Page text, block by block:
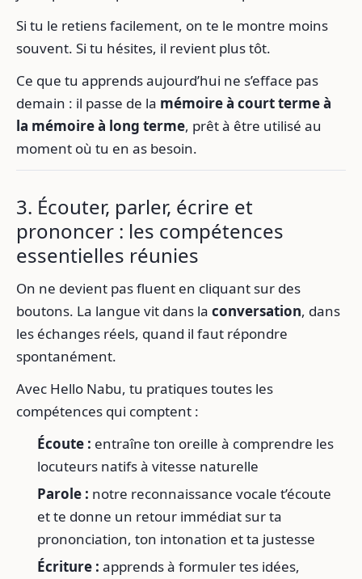
Si tu le retiens facilement, on te le montre moins
souvent. Si tu hésites, il revient plus tôt.
Ce que tu apprends aujourd’hui ne s’efface pas
demain : il passe de la mémoire à court terme à
la mémoire à long terme, prêt à être utilisé au
moment où tu en as besoin.
3. Écouter, parler, écrire et
prononcer : les compétences
essentielles réunies
On ne devient pas fluent en cliquant sur des
boutons. La langue vit dans la conversation, dans
les échanges réels, quand il faut répondre
spontanément.
Avec Hello Nabu, tu pratiques toutes les
compétences qui comptent :
Écoute : entraîne ton oreille à comprendre les
locuteurs natifs à vitesse naturelle
Parole : notre reconnaissance vocale t’écoute
et te donne un retour immédiat sur ta
prononciation, ton intonation et ta justesse
Écriture : apprends à formuler tes idées,